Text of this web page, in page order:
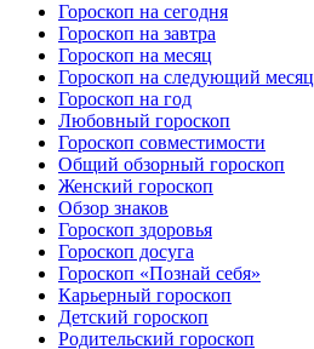
Гороскоп на сегодня
Гороскоп на завтра
Гороскоп на месяц
Гороскоп на следующий месяц
Гороскоп на год
Любовный гороскоп
Гороскоп совместимости
Общий обзорный гороскоп
Женский гороскоп
Обзор знаков
Гороскоп здоровья
Гороскоп досуга
Гороскоп «Познай себя»
Карьерный гороскоп
Детский гороскоп
Родительский гороскоп